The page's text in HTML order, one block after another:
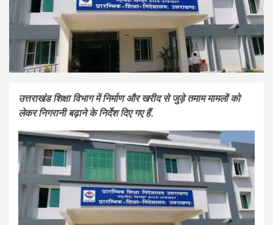
उत्तराखंड शिक्षा विभाग में निर्माण और खरीद से जुड़े तमाम मामलों को
लेकर निगरानी बढ़ाने के निर्देश दिए गए हैं.